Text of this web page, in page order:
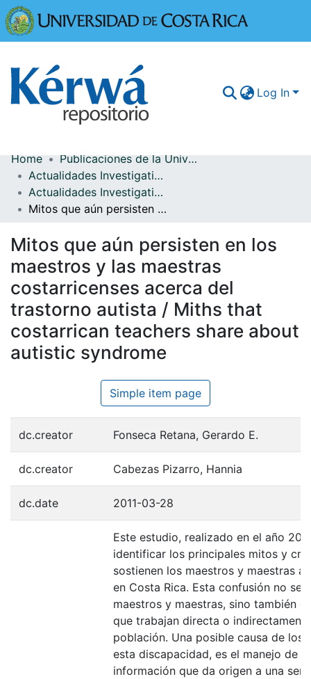
Log In
Communities & Collections
More Information
Statistics
Home
Publicaciones de la Universidad de Costa Rica
Actualidades Investigativas en Educación
Actualidades Investigativas en Educación, vol. 7(3)
Mitos que aún persisten en los maestros y las maestras costarricenses acerca del trastorno autista / Miths that costarrican teachers share about autistic syndrome
Mitos que aún persisten en los
maestros y las maestras
costarricenses acerca del
trastorno autista / Miths that
costarrican teachers share about
autistic syndrome
Simple item page
dc.creator Fonseca Retana, Gerardo E.
dc.creator Cabezas Pizarro, Hannia
dc.date 2011-03-28
Este estudio, realizado en el año
identificar los principales mitos y
sostienen los maestros y maestras
en Costa Rica. Esta confusión no se
maestros y maestras, sino también
que trabajan directa o
población. Una posible causa de los
esta discapacidad, es el manejo de
información que da origen a una